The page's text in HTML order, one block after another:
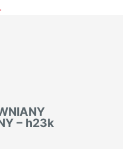
– h23k